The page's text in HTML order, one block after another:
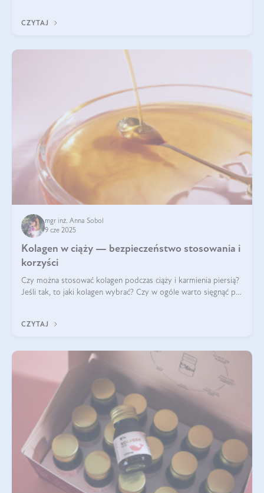
CZYTAJ
mgr inż. Anna Sobol
9 cze 2025
Kolagen w ciąży — bezpieczeństwo stosowania i
korzyści
Czy można stosować kolagen podczas ciąży i karmienia piersią?
Jeśli tak, to jaki kolagen wybrać? Czy w ogóle warto sięgnąć po
CZYTAJ